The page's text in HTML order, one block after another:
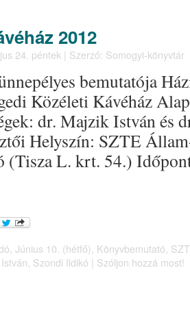
2012
24. péntek | Szerző: Somogyi-könyvtár
bemutatója
Közéleti Kávéház
dr. Majzik István és
Helyszín: SZTE
(Tisza L. krt. 54.)
Június 10. (hétfő) Könyvbemutató
Szondi Ildikó | Szóljon hozzá most!